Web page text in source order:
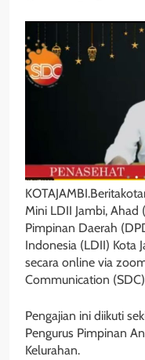
Mini LDII Jambi,
Pimpinan Daerah
Indonesia (LDII) Kota
secara online via
Communication (SDC)
Pengajian ini diikuti
Pengurus Pimpinan
Kelurahan.